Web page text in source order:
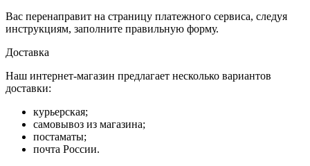
Вас перенаправит на страницу платежного сервиса, следуя
инструкциям, заполните правильную форму.
Доставка
Наш интернет-магазин предлагает несколько вариантов
доставки:
курьерская;
самовывоз из магазина;
постаматы;
почта России.